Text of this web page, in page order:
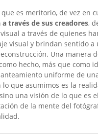
es meritorio, de vez en
través de sus creadores,
a través de quienes
visual y brindan sentido a
Una manera
hecho, más que como
uniforme de
que asumimos es la
una visión de lo que es
de la mente del